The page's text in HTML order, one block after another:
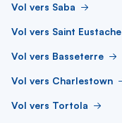
Vol vers Saba
Vol vers Saint Eustache
Vol vers Basseterre
Vol vers Charlestown
Vol vers Tortola